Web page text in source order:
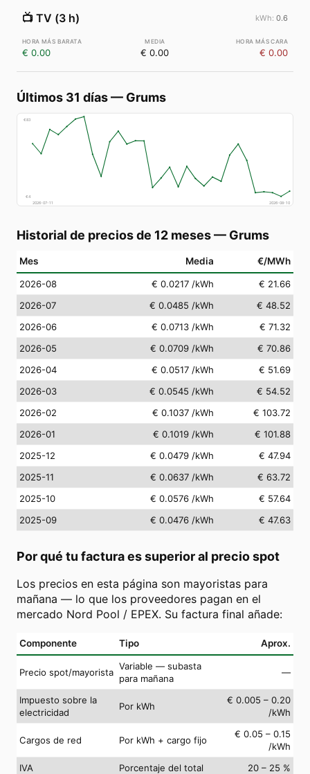
📺 TV (3 h) 0.6
€ 0.00 € 0.00 € 0.00
Últimos 31 días— Grums
€83
€4
2026-07-11
2026-08-10
Historial de precios de 12 meses— Grums
Mes Media €/MWh
2026-08 € 0.0217 /kWh
€ 21.66
2026-07
€ 0.0485 /kWh
€ 48.52
2026-06
€ 0.0713 /kWh
€ 71.32
2026-05
€ 0.0709 /kWh
€ 70.86
2026-04
€ 0.0517 /kWh
€ 51.69
2026-03
€ 0.0545 /kWh
€ 54.52
2026-02
€ 0.1037 /kWh
€ 103.72
2026-01
€ 0.1019 /kWh
€ 101.88
2025-12
€ 0.0479 /kWh
€ 47.94
2025-11
€ 0.0637 /kWh
€ 63.72
2025-10
€ 0.0576 /kWh
€ 57.64
2025-09
€ 0.0476 /kWh € 47.63
Por qué tu factura es superior al precio spot
Los precios en esta página son mayoristas para
mañana — lo que los proveedores pagan en el
mercado Nord Pool / EPEX. Su factura final añade:
Componente Tipo Aprox.
Precio spot/mayorista
Variable — subasta
para mañana
—
Impuesto sobre la
electricidad
Por kWh
€ 0.005 – 0.20
/kWh
Cargos de red Por kWh + cargo fijo
€ 0.05 – 0.15
/kWh
IVA
Porcentaje del total
20 – 25 %